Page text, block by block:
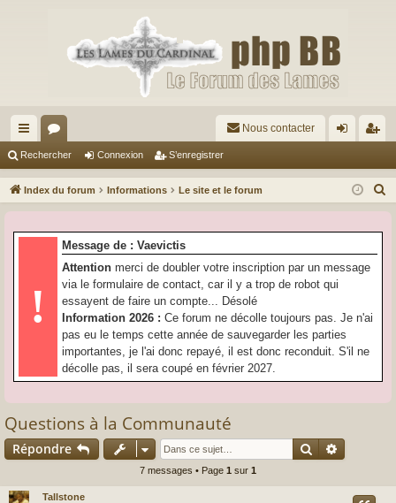
cc
ès
pi
or
u
s
Nous contacter
ne
on
nr
ist
Rechercher Connexion S’enregistrer
Index du forum Informations Le site et le forum
!
Message de : Vaevictis
Attention merci de doubler votre inscription par un message
via le formulaire de contact, car il y a trop de robot qui
essayent de faire un compte... Désolé
Information 2026 : Ce forum ne décolle toujours pas. Je n'ai
pas eu le temps cette année de sauvegarder les parties
importantes, je l'ai donc repayé, il est donc reconduit. S'il ne
décolle pas, il sera coupé en février 2027.
Questions à la Communauté
Répondre Rechercher
7 messages • Page 1 sur 1
Tallstone